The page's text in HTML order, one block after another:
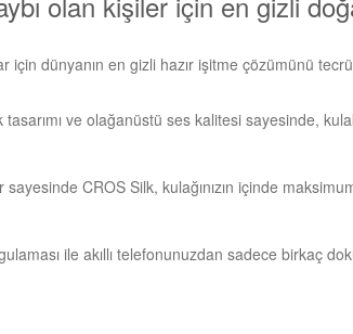
için dünyanın en gizli hazır işitme çözümünü
ve olağanüstü ses kalitesi sayesinde,
sayesinde CROS Silk, kulağınızın içinde
ile akıllı telefonunuzdan sadece